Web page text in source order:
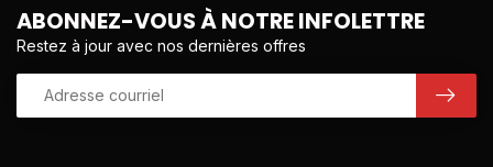
ABONNEZ-VOUS À NOTRE INFOLETTRE
Restez à jour avec nos dernières offres